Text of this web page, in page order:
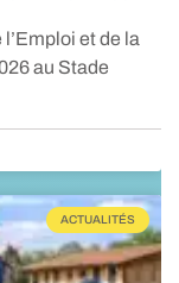
et de la
au Stade
ACTUALITÉS